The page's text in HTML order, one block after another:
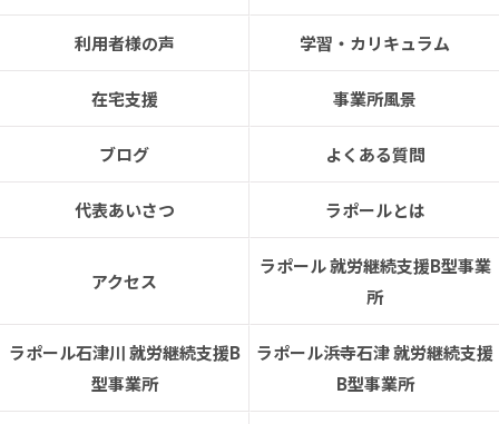
利用者様の声 学習・カリキュラム
在宅支援 事業所風景
ブログ よくある質問
代表あいさつ ラポールとは
アクセス
ラポール 就労継続支援B型事業
所
ラポール石津川 就労継続支援B
型事業所
ラポール浜寺石津 就労継続支援
B型事業所